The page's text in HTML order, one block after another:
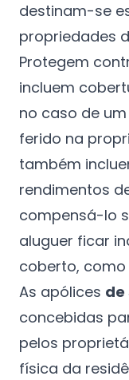
destinam-se
propriedades
Protegem
incluem
no caso de
ferido na
também
rendimentos
compensá-lo
aluguer ficar
coberto, como
As apólices de
concebidas
pelos
física da